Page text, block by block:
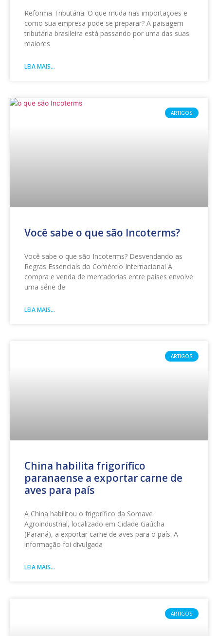
Reforma Tributária: O que muda nas importações e
como sua empresa pode se preparar? A paisagem
tributária brasileira está passando por uma das suas
maiores
LEIA MAIS...
ARTIGOS
Você sabe o que são Incoterms?
Você sabe o que são Incoterms? Desvendando as
Regras Essenciais do Comércio Internacional A
compra e venda de mercadorias entre países envolve
uma série de
LEIA MAIS...
ARTIGOS
China habilita frigorífico
paranaense a exportar carne de
aves para país
A China habilitou o frigorífico da Somave
Agroindustrial, localizado em Cidade Gaúcha
(Paraná), a exportar carne de aves para o país. A
informação foi divulgada
LEIA MAIS...
ARTIGOS